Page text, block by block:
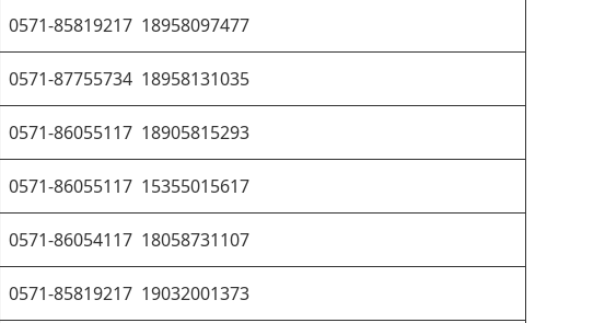
0571-85819217 18958097477
0571-87755734 18958131035
0571-86055117 18905815293
0571-86055117 15355015617
0571-86054117 18058731107
0571-85819217 19032001373